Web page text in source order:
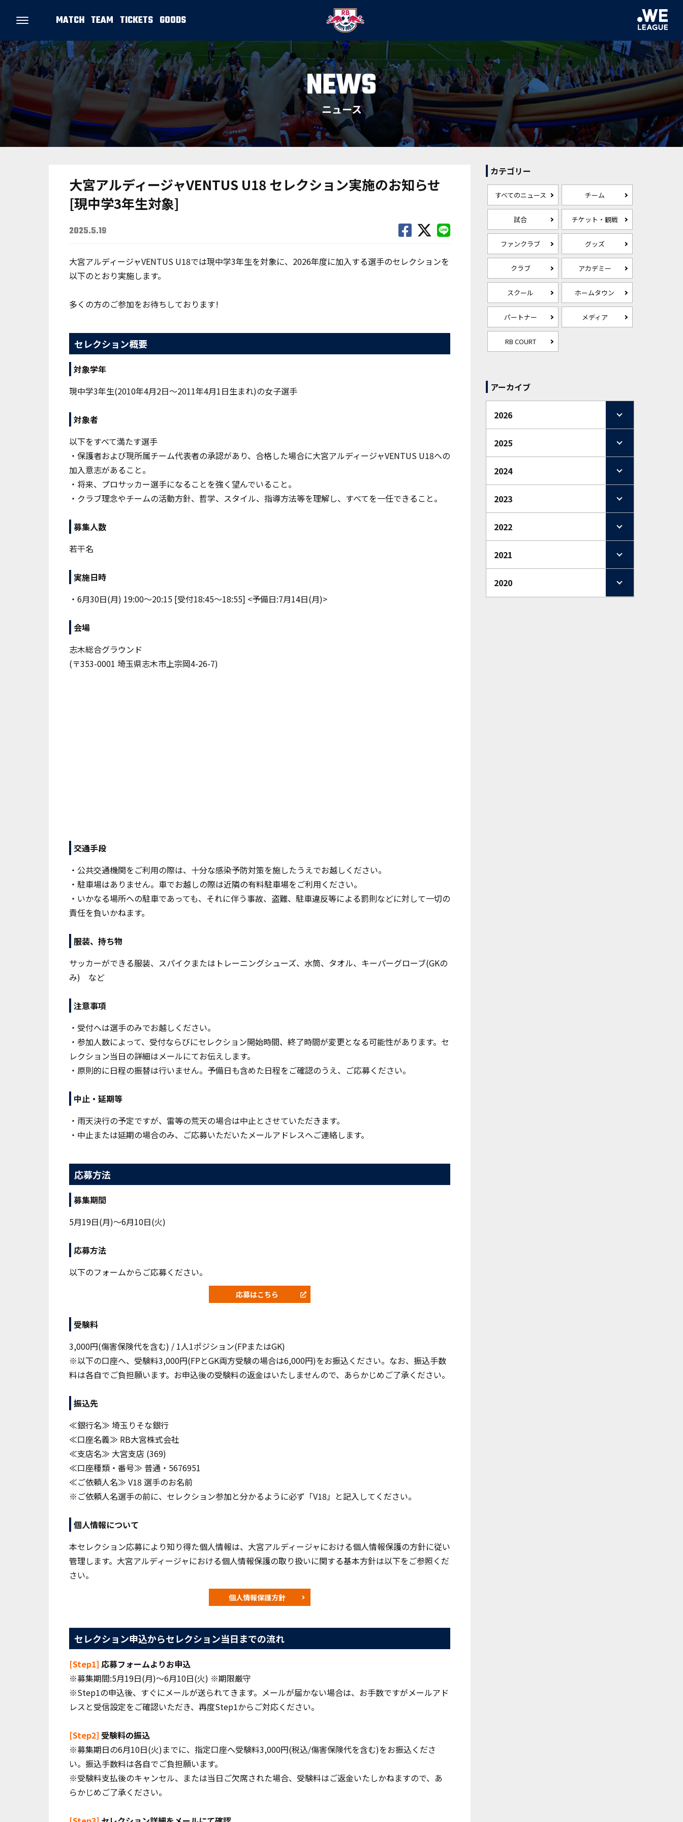
MATCH TEAM TICKETS GOODS
NEWS
ニュース
大宮アルディージャVENTUS U18 セレクション実施のお知らせ
[現中学3年生対象]
2025.5.19
大宮アルディージャVENTUS U18では現中学3年生を対象に、2026年度に加入する選手のセレクションを
以下のとおり実施します。
多くの方のご参加をお待ちしております!
セレクション概要
対象学年
現中学3年生(2010年4月2日～2011年4月1日生まれ)の女子選手
対象者
以下をすべて満たす選手
・保護者および現所属チーム代表者の承認があり、合格した場合に大宮アルディージャVENTUS U18への
加入意志があること。
・将来、プロサッカー選手になることを強く望んでいること。
・クラブ理念やチームの活動方針、哲学、スタイル、指導方法等を理解し、すべてを一任できること。
募集人数
若干名
実施日時
・6月30日(月) 19:00～20:15 [受付18:45～18:55] <予備日:7月14日(月)>
会場
志木総合グラウンド
(〒353-0001 埼玉県志木市上宗岡4-26-7)
交通手段
・公共交通機関をご利用の際は、十分な感染予防対策を施したうえでお越しください。
・駐車場はありません。車でお越しの際は近隣の有料駐車場をご利用ください。
・いかなる場所への駐車であっても、それに伴う事故、盗難、駐車違反等による罰則などに対して一切の
責任を負いかねます。
服装、持ち物
サッカーができる服装、スパイクまたはトレーニングシューズ、水筒、タオル、キーパーグローブ(GKの
み) など
注意事項
・受付へは選手のみでお越しください。
・参加人数によって、受付ならびにセレクション開始時間、終了時間が変更となる可能性があります。セ
レクション当日の詳細はメールにてお伝えします。
・原則的に日程の振替は行いません。予備日も含めた日程をご確認のうえ、ご応募ください。
中止・延期等
・雨天決行の予定ですが、雷等の荒天の場合は中止とさせていただきます。
・中止または延期の場合のみ、ご応募いただいたメールアドレスへご連絡します。
応募方法
募集期間
5月19日(月)～6月10日(火)
応募方法
以下のフォームからご応募ください。
応募はこちら
受験料
3,000円(傷害保険代を含む) / 1人1ポジション(FPまたはGK)
※以下の口座へ、受験料3,000円(FPとGK両方受験の場合は6,000円)をお振込ください。なお、振込手数
料は各自でご負担願います。お申込後の受験料の返金はいたしませんので、あらかじめご了承ください。
振込先
≪銀行名≫ 埼玉りそな銀行
≪口座名義≫ RB大宮株式会社
≪支店名≫ 大宮支店 (369)
≪口座種類・番号≫ 普通・5676951
≪ご依頼人名≫ V18 選手のお名前
※ご依頼人名選手の前に、セレクション参加と分かるように必ず「V18」と記入してください。
個人情報について
本セレクション応募により知り得た個人情報は、大宮アルディージャにおける個人情報保護の方針に従い
管理します。大宮アルディージャにおける個人情報保護の取り扱いに関する基本方針は以下をご参照くだ
さい。
個人情報保護方針
セレクション申込からセレクション当日までの流れ
[Step1] 応募フォームよりお申込
※募集期間:5月19日(月)～6月10日(火) ※期限厳守
※Step1の申込後、すぐにメールが送られてきます。メールが届かない場合は、お手数ですがメールアド
レスと受信設定をご確認いただき、再度Step1からご対応ください。
[Step2] 受験料の振込
※募集期日の6月10日(火)までに、指定口座へ受験料3,000円(税込/傷害保険代を含む)をお振込くださ
い。振込手数料は各自でご負担願います。
※受験料支払後のキャンセル、または当日ご欠席された場合、受験料はご返金いたしかねますので、あ
らかじめご了承ください。
カテゴリー
すべてのニュース チーム
試合 チケット・観戦
ファンクラブ グッズ
クラブ アカデミー
スクール ホームタウン
パートナー メディア
RB COURT
アーカイブ
2026
2025
2024
2023
2022
2021
2020